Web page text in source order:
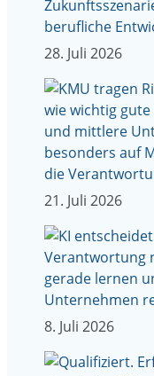
28. Juli 2026
21. Juli 2026
8. Juli 2026